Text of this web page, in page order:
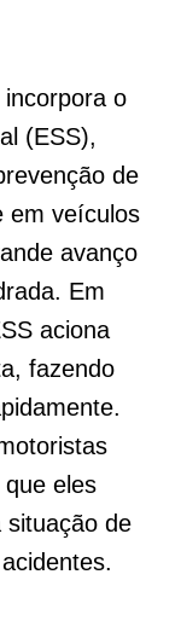
o
(ESS),
de
em veículos
avanço
Em
aciona
fazendo
eles
situação de